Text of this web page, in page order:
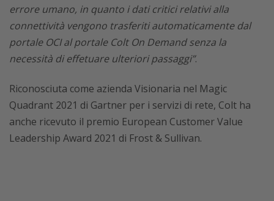
errore umano, in quanto i dati critici relativi alla
connettività vengono trasferiti automaticamente dal
portale OCI al portale Colt On Demand senza la
necessità di effetuare ulteriori passaggi”.
Riconosciuta come azienda Visionaria nel Magic
Quadrant 2021 di Gartner per i servizi di rete, Colt ha
anche ricevuto il premio European Customer Value
Leadership Award 2021 di Frost & Sullivan.